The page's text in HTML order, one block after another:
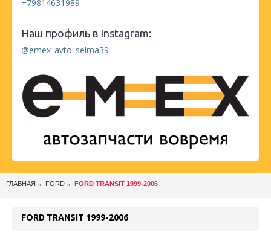
+79814631989
Наш профиль в Instagram:
@emex_avto_selma39
ГЛАВНАЯ FORD FORD TRANSIT 1999-2006
FORD TRANSIT 1999-2006